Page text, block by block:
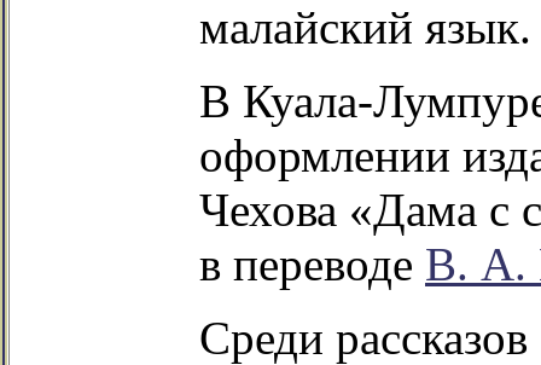
малайский язык.
В Куала-
оформлении
Чехова «Дама с
в переводе В. А.
Среди